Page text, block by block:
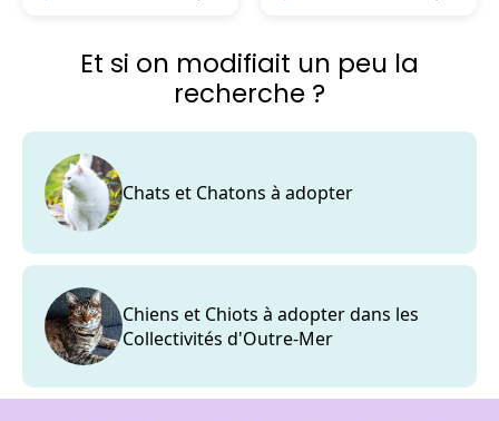
Et si on modifiait un peu la
recherche ?
Chats et Chatons à adopter
Chiens et Chiots à adopter dans les
Collectivités d'Outre-Mer